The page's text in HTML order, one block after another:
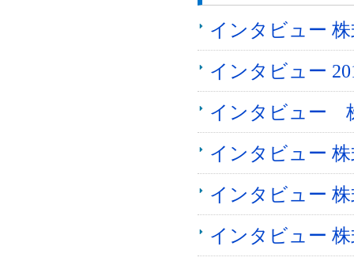
インタビュー
インタビュー
インタビュー
インタビュー
インタビュー
インタビュー